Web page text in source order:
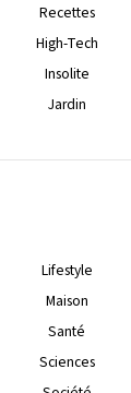
Recettes
High-Tech
Insolite
Jardin
Lifestyle
Maison
Santé
Sciences